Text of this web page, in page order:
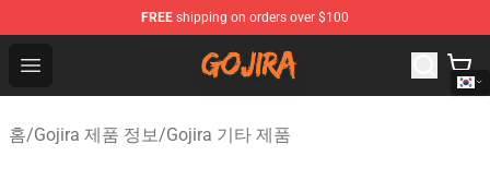
FREE shipping on orders over $100
Open menu
Gojira Shop - Official Gojira Merchandise Store
홈/Gojira 제품 정보/Gojira 기타 제품